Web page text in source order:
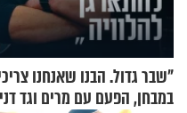
"שבר גדול. הבנו שאנחנו
במבחן, הפעם עם מרים וגד